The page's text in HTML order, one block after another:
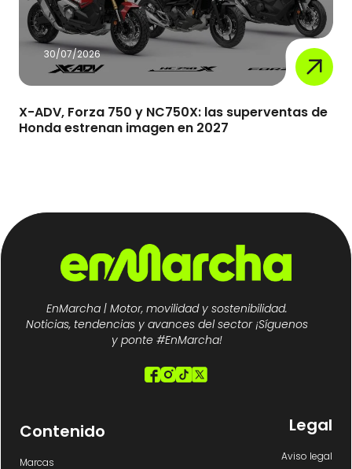
30/07/2026
X-ADV, Forza 750 y NC750X: las superventas de
Honda estrenan imagen en 2027
EnMarcha | Motor, movilidad y sostenibilidad.
Noticias, tendencias y avances del sector ¡Síguenos
y ponte #EnMarcha!
Contenido
Marcas
Legal
Aviso legal